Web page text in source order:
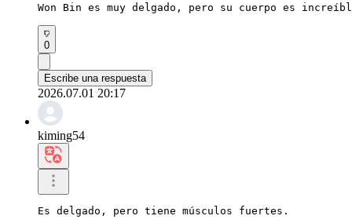
Won Bin es muy delgado, pero su cuerpo es
0
Escribe una respuesta
2026.07.01 20:17
kiming54
Es delgado, pero tiene músculos fuertes.